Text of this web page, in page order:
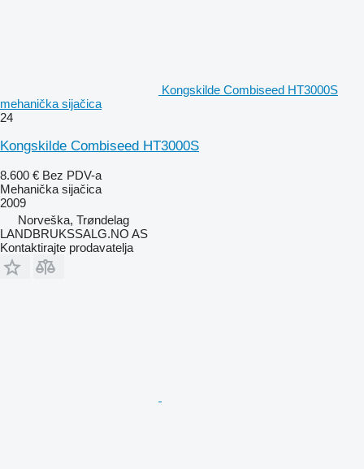
Kongskilde Combiseed HT3000S
mehanička sijačica
24
Kongskilde Combiseed HT3000S
8.600 € Bez PDV-a
Mehanička sijačica
2009
Norveška, Trøndelag
LANDBRUKSSALG.NO AS
Kontaktirajte prodavatelja